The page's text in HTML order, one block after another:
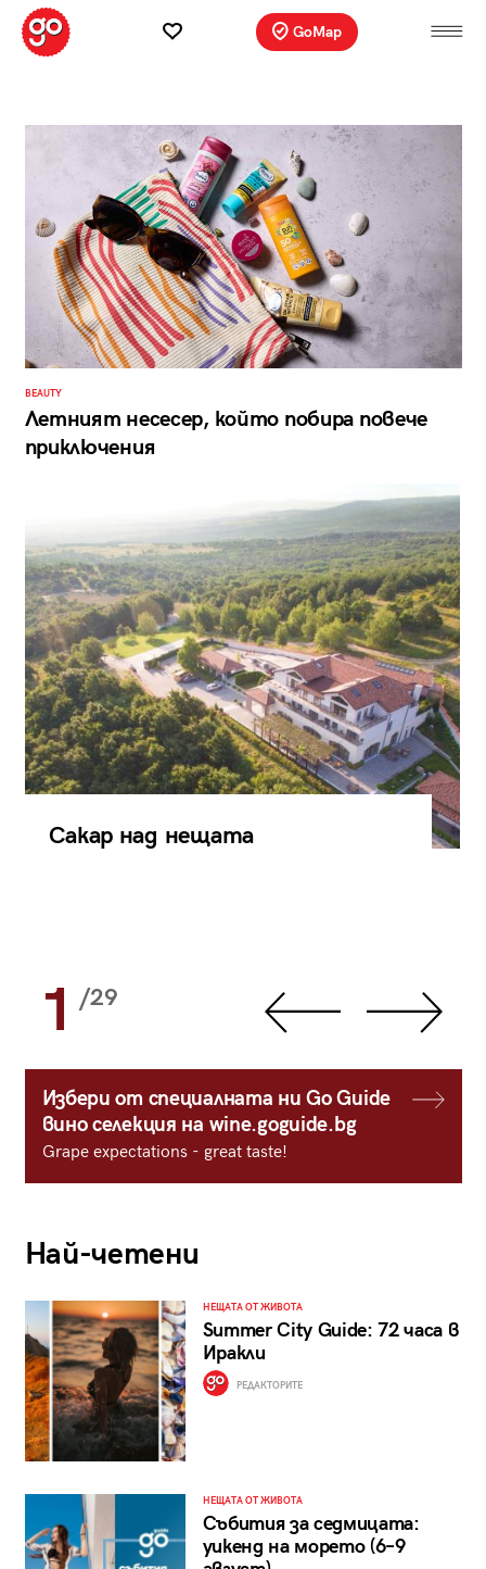
GoMap
BEAUTY
Летният несесер, който побира повече
приключения
Сакар над нещата
1 /29
Избери от специалната ни Go Guide
вино селекция на wine.goguide.bg
Grape expectations - great taste!
Най-четени
НЕЩАТА ОТ ЖИВОТА
Summer City Guide: 72 часа в
Иракли
РЕДАКТОРИТЕ
НЕЩАТА ОТ ЖИВОТА
Събития за седмицата:
уикенд на морето (6–9